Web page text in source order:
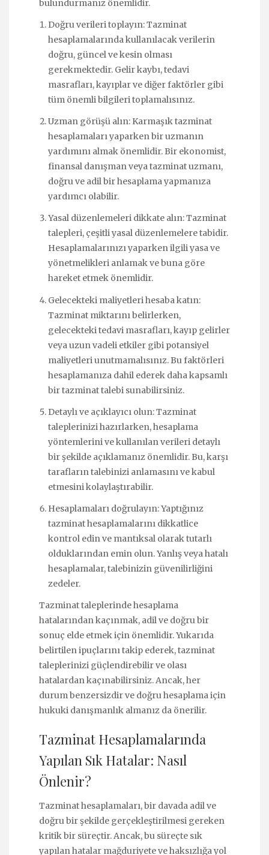
bulundurmanız önemlidir.
Doğru verileri toplayın: Tazminat
hesaplamalarında kullanılacak verilerin
doğru, güncel ve kesin olması
gerekmektedir. Gelir kaybı, tedavi
masrafları, kayıplar ve diğer faktörler gibi
tüm önemli bilgileri toplamalısınız.
Uzman görüşü alın: Karmaşık tazminat
hesaplamaları yaparken bir uzmanın
yardımını almak önemlidir. Bir ekonomist,
finansal danışman veya tazminat uzmanı,
doğru ve adil bir hesaplama yapmanıza
yardımcı olabilir.
Yasal düzenlemeleri dikkate alın: Tazminat
talepleri, çeşitli yasal düzenlemelere tabidir.
Hesaplamalarınızı yaparken ilgili yasa ve
yönetmelikleri anlamak ve buna göre
hareket etmek önemlidir.
Gelecekteki maliyetleri hesaba katın:
Tazminat miktarını belirlerken,
gelecekteki tedavi masrafları, kayıp gelirler
veya uzun vadeli etkiler gibi potansiyel
maliyetleri unutmamalısınız. Bu faktörleri
hesaplamanıza dahil ederek daha kapsamlı
bir tazminat talebi sunabilirsiniz.
Detaylı ve açıklayıcı olun: Tazminat
taleplerinizi hazırlarken, hesaplama
yöntemlerini ve kullanılan verileri detaylı
bir şekilde açıklamanız önemlidir. Bu, karşı
tarafların talebinizi anlamasını ve kabul
etmesini kolaylaştırabilir.
Hesaplamaları doğrulayın: Yaptığınız
tazminat hesaplamalarını dikkatlice
kontrol edin ve mantıksal olarak tutarlı
olduklarından emin olun. Yanlış veya hatalı
hesaplamalar, talebinizin güvenilirliğini
zedeler.
Tazminat taleplerinde hesaplama
hatalarından kaçınmak, adil ve doğru bir
sonuç elde etmek için önemlidir. Yukarıda
belirtilen ipuçlarını takip ederek, tazminat
taleplerinizi güçlendirebilir ve olası
hatalardan kaçınabilirsiniz. Ancak, her
durum benzersizdir ve doğru hesaplama için
hukuki danışmanlık almanız da önerilir.
Tazminat Hesaplamalarında
Yapılan Sık Hatalar: Nasıl
Önlenir?
Tazminat hesaplamaları, bir davada adil ve
doğru bir şekilde gerçekleştirilmesi gereken
kritik bir süreçtir. Ancak, bu süreçte sık
yapılan hatalar mağduriyete ve haksızlığa yol